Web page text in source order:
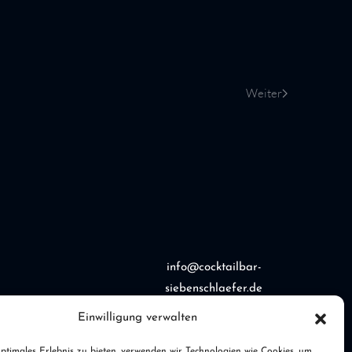
Einwilligung verwalten
Weiter
info@cocktailbar-
siebenschlaefer.de
+49 (0)531 317 110 65